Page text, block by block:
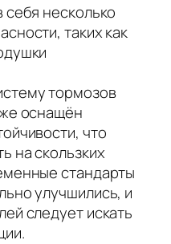
несколько
таких как
тормозов
оснащён
что
на скользких
стандарты
улучшились, и
следует искать